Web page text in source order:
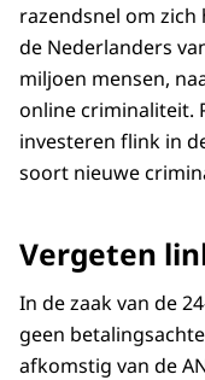
razendsnel om zich
de Nederlanders
miljoen mensen,
online criminaliteit.
investeren flink in
soort nieuwe
Vergeten
In de zaak van de
geen
afkomstig van de